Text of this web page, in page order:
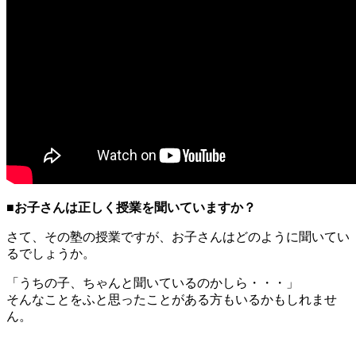
■お子さんは正しく授業を聞いていますか？
さて、その塾の授業ですが、お子さんはどのように聞いてい
るでしょうか。
「うちの子、ちゃんと聞いているのかしら・・・」
そんなことをふと思ったことがある方もいるかもしれませ
ん。